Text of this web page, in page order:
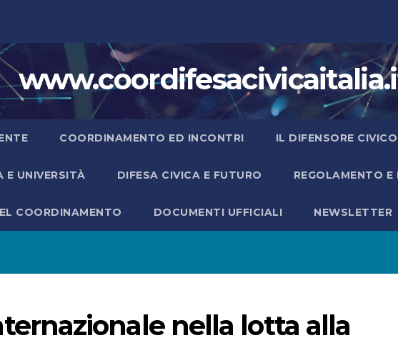
COORDINAMENTO ED INCONTRI IL DIFENSORE
E UNIVERSITÀ DIFESA CIVICA E FUTURO REGOLAMENTO
COORDINAMENTO DOCUMENTI UFFICIALI NEWSLETTER
nella lotta alla